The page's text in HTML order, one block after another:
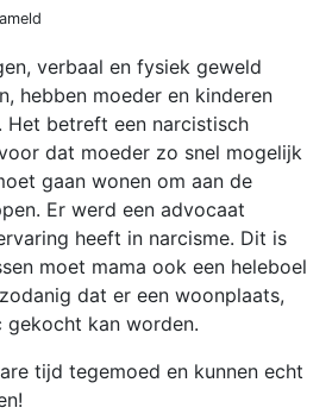
verbaal en fysiek geweld
hebben moeder en kinderen
Het betreft een narcistisch
dat moeder zo snel mogelijk
gaan wonen om aan de
Er werd een advocaat
heeft in narcisme. Dit is
moet mama ook een heleboel
dat er een woonplaats,
gekocht kan worden.
tijd tegemoed en kunnen echt